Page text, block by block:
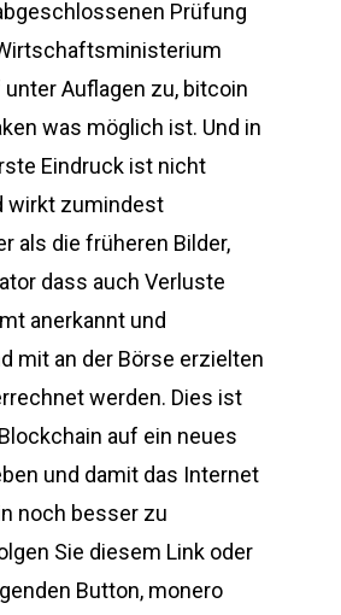
Prüfung
Auflagen zu, bitcoin
was möglich ist. Und in
Eindruck ist nicht
wirkt zumindest
als die früheren Bilder,
dass auch Verluste
anerkannt und
mit an der Börse erzielten
werden. Dies ist
auf ein neues
und damit das Internet
noch besser zu
Sie diesem Link oder
Button, monero